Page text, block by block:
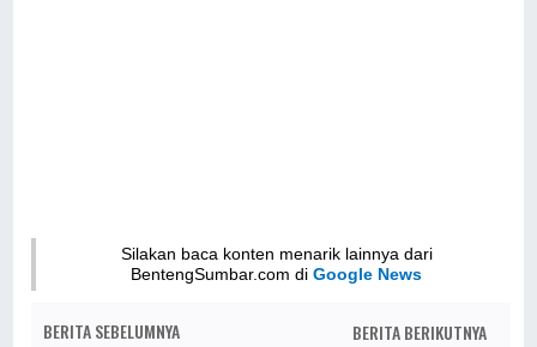
Silakan baca konten menarik lainnya dari
BentengSumbar.com diGoogle News
BERITA SEBELUMNYA BERITA BERIKUTNYA